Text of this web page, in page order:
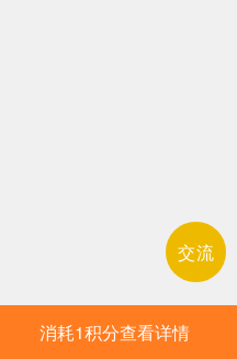
交流
消耗1积分查看详情